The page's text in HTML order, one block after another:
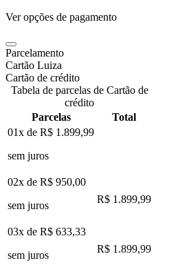
Ver opções de pagamento
Parcelamento
Cartão Luiza
Cartão de crédito
Tabela de parcelas de Cartão de
crédito
Parcelas
Total
01x de R$ 1.899,99
sem juros
02x de R$ 950,00
sem juros
R$ 1.899,99
03x de R$ 633,33
sem juros
R$ 1.899,99